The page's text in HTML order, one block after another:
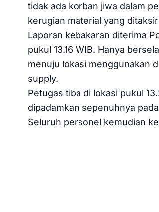
tidak ada korban jiwa dalam
kerugian material yang
Laporan kebakaran diterima
pukul 13.16 WIB. Hanya
menuju lokasi menggunakan
supply.
Petugas tiba di lokasi pukul
dipadamkan sepenuhnya
Seluruh personel kemudian